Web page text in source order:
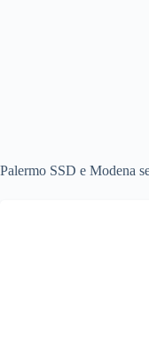
Palermo SSD e Modena